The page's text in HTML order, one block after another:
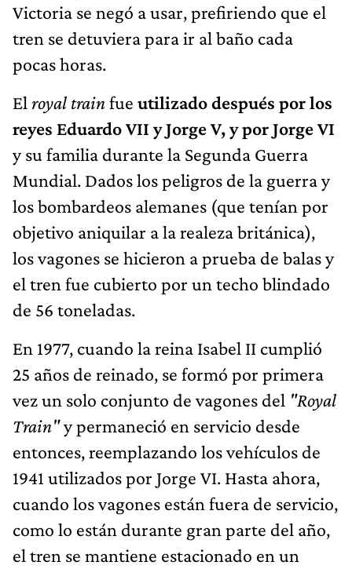
Victoria se negó a usar, prefiriendo que el
tren se detuviera para ir al baño cada
pocas horas.
El royal trainfue utilizado después por los
reyes Eduardo VII y Jorge V, y por Jorge VI
y su familia durante la Segunda Guerra
Mundial. Dados los peligros de la guerra y
los bombardeos alemanes (que tenían por
objetivo aniquilar a la realeza británica),
los vagones se hicieron a prueba de balas y
el tren fue cubierto por un techo blindado
de 56 toneladas.
En 1977, cuando la reina Isabel II cumplió
25 años de reinado, se formó por primera
vez un solo conjunto de vagones del "Royal
Train"y permaneció en servicio desde
entonces, reemplazando los vehículos de
1941 utilizados por Jorge VI. Hasta ahora,
cuando los vagones están fuera de servicio,
como lo están durante gran parte del año,
el tren se mantiene estacionado en un